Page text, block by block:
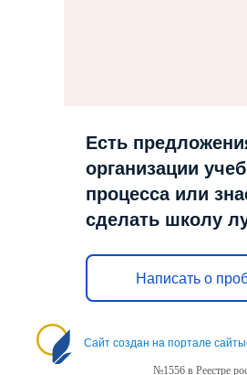
Есть
организации
процесса или
сделать школу
Написать о
Сайт создан на портале
№1556 в Реестре